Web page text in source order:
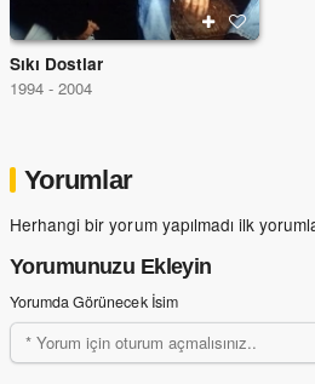
Sıkı Dostlar
1994 - 2004
Yorumlar
Herhangi bir yorum yapılmadı ilk
Yorumunuzu Ekleyin
Yorumda Görünecek İsim